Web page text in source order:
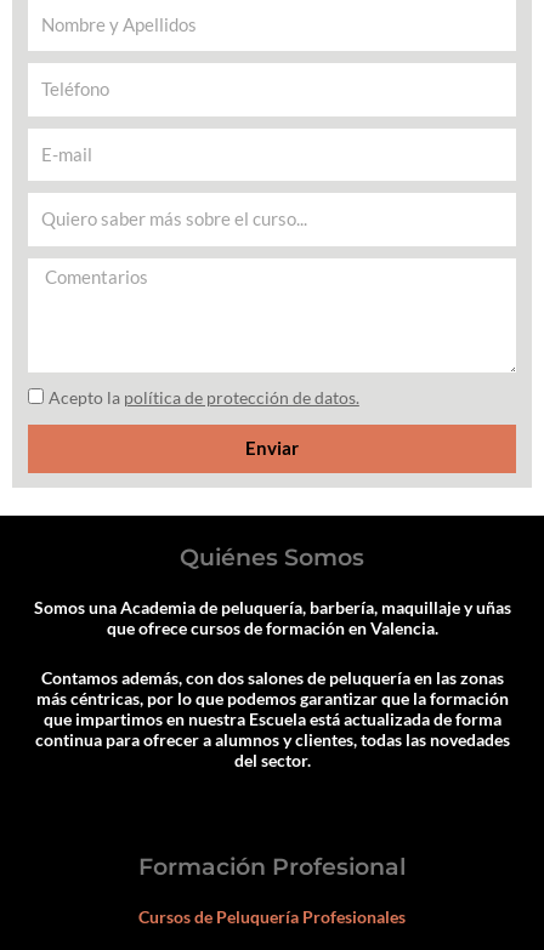
Acepto la política de protección de datos.
Enviar
Quiénes Somos
Somos una Academia de peluquería, barbería, maquillaje y uñas
que ofrece cursos de formación en Valencia.
Contamos además, con dos salones de peluquería en las zonas
más céntricas, por lo que podemos garantizar que la formación
que impartimos en nuestra Escuela está actualizada de forma
continua para ofrecer a alumnos y clientes, todas las novedades
del sector.
Formación Profesional
Cursos de Peluquería Profesionales